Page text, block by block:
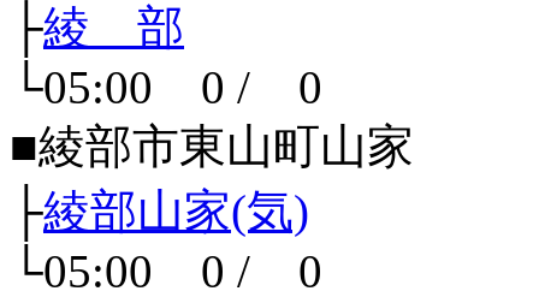
├綾 部
└05:00 0 / 0
■綾部市東山町山家
├綾部山家(気)
└05:00 0 / 0